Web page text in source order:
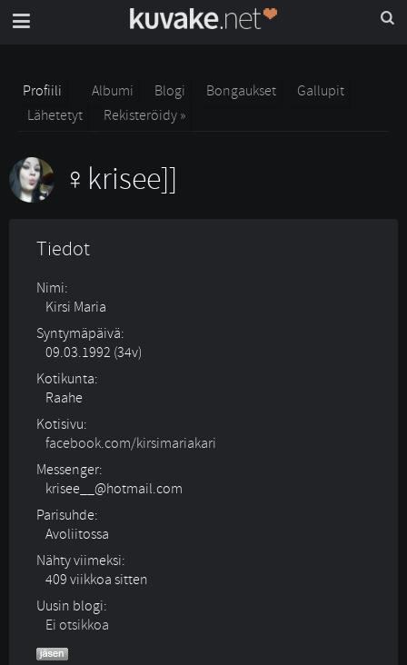
Profiili Albumi Blogi Bongaukset
Gallupit
Lähetetyt
Rekisteröidy »
krisee]]
Tiedot
Nimi:
Kirsi Maria
Syntymäpäivä:
09.03.1992 (34v)
Kotikunta:
Raahe
Kotisivu:
facebook.com/kirsimariakari
Messenger:
krisee__@hotmail.com
Parisuhde:
Avoliitossa
Nähty viimeksi:
409 viikkoa sitten
Uusin blogi:
Ei otsikkoa